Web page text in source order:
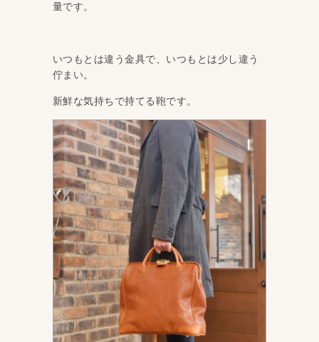
量です。
いつもとは違う金具で、いつもとは少し違う
佇まい。
新鮮な気持ちで持てる鞄です。